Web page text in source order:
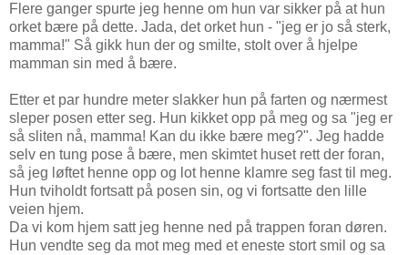
Flere ganger spurte jeg henne om hun var sikker på at hun
orket bære på dette. Jada, det orket hun - "jeg er jo så sterk,
mamma!" Så gikk hun der og smilte, stolt over å hjelpe
mamman sin med å bære.
Etter et par hundre meter slakker hun på farten og nærmest
sleper posen etter seg. Hun kikket opp på meg og sa "jeg er
så sliten nå, mamma! Kan du ikke bære meg?". Jeg hadde
selv en tung pose å bære, men skimtet huset rett der foran,
så jeg løftet henne opp og lot henne klamre seg fast til meg.
Hun tviholdt fortsatt på posen sin, og vi fortsatte den lille
veien hjem.
Da vi kom hjem satt jeg henne ned på trappen foran døren.
Hun vendte seg da mot meg med et eneste stort smil og sa